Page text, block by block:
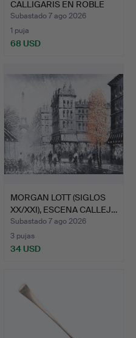
CALLIGARIS EN ROBLE
CLARO.
Subastado 7 ago 2026
1 puja
68 USD
MORGAN LOTT (SIGLOS
XX/XXI), ESCENA CALLEJ…
Subastado 7 ago 2026
3 pujas
34 USD